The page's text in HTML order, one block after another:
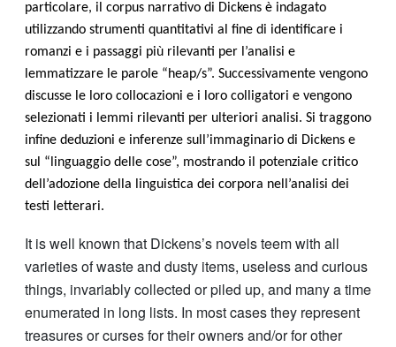
particolare, il corpus narrativo di Dickens è indagato
utilizzando strumenti quantitativi al fine di identificare i
romanzi e i passaggi più rilevanti per l’analisi e
lemmatizzare le parole “heap/s”. Successivamente vengono
discusse le loro collocazioni e i loro colligatori e vengono
selezionati i lemmi rilevanti per ulteriori analisi. Si traggono
infine deduzioni e inferenze sull’immaginario di Dickens e
sul “linguaggio delle cose”, mostrando il potenziale critico
dell’adozione della linguistica dei corpora nell’analisi dei
testi letterari.
It is well known that Dickens’s novels teem with all
varieties of waste and dusty items, useless and curious
things, invariably collected or piled up, and many a time
enumerated in long lists. In most cases they represent
treasures or curses for their owners and/or for other